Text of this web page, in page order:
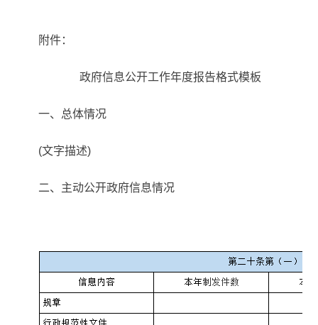
附件：
政府信息公开工作年度报告格式模板
一、总体情况
(文字描述)
二、主动公开政府信息情况